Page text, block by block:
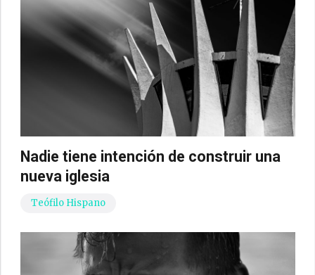
Nadie tiene intención de construir una
nueva iglesia
Teófilo Hispano